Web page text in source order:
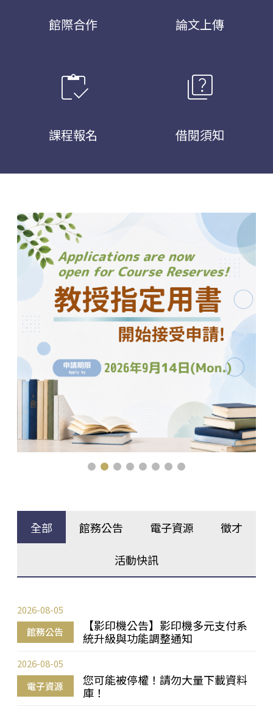
館際合作 論文上傳
inventory
課程報名
quiz
借閱須知
全部 館務公告 電子資源 徵才
活動快訊
館務公告
【影印機公告】影印機多元支付系
統升級與功能調整通知
2026-08-05
電子資源
您可能被停權！請勿大量下載資料
庫！
2026-08-05